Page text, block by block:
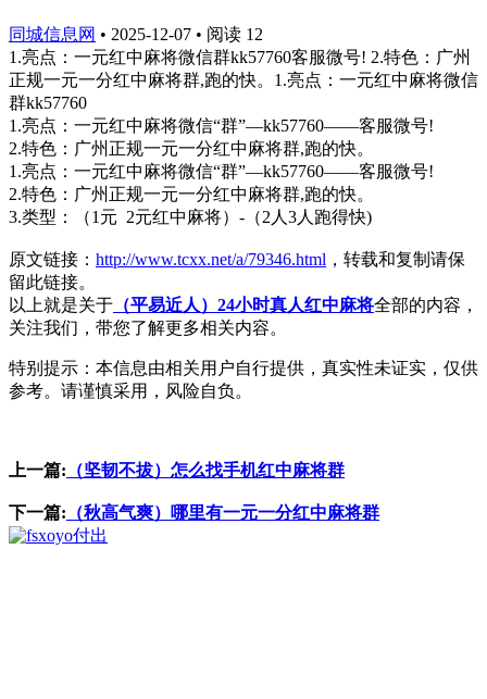
同城信息网 • 2025-12-07 • 阅读 12
1.亮点：一元红中麻将微信群kk57760客服微号! 2.特色：广州
正规一元一分红中麻将群,跑的快。1.亮点：一元红中麻将微信
群kk57760
1.亮点：一元红中麻将微信“群”—kk57760——客服微号!
2.特色：广州正规一元一分红中麻将群,跑的快。
1.亮点：一元红中麻将微信“群”—kk57760——客服微号!
2.特色：广州正规一元一分红中麻将群,跑的快。
3.类型：（1元 2元红中麻将）-（2人3人跑得快)
原文链接： http://www.tcxx.net/a/79346.html ，转载和复制请保
留此链接。
以上就是关于 （平易近人）24小时真人红中麻将全部的内容，
关注我们，带您了解更多相关内容。
特别提示：本信息由相关用户自行提供，真实性未证实，仅供
参考。请谨慎采用，风险自负。
上一篇: （坚韧不拔）怎么找手机红中麻将群
下一篇: （秋高气爽）哪里有一元一分红中麻将群
付出